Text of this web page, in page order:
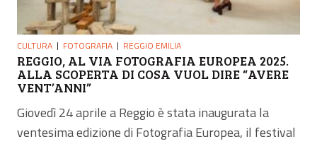
CULTURA FOTOGRAFIA REGGIO EMILIA
REGGIO, AL VIA FOTOGRAFIA EUROPEA 2025.
ALLA SCOPERTA DI COSA VUOL DIRE “AVERE
VENT’ANNI”
Giovedì 24 aprile a Reggio è stata inaugurata la
ventesima edizione di Fotografia Europea, il festival